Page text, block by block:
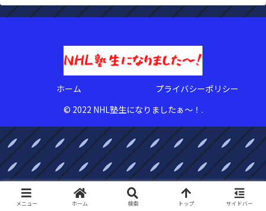
ホーム
プライバシーポリシー
© 2022 NHL塾生になりましたぁ〜！.
メニュー ホーム 検索 トップ サイドバー